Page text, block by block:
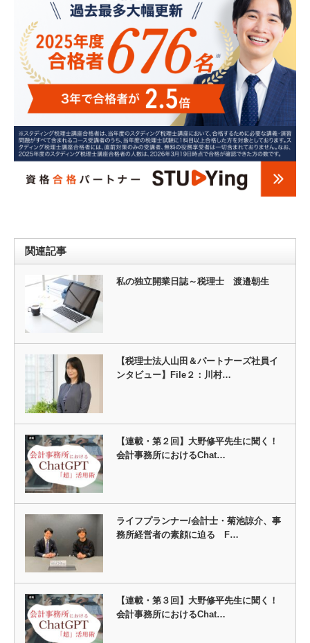
関連記事
私の独立開業日誌～税理士 渡邉朝生
【税理士法人山田＆パートナーズ社員イ
ンタビュー】File２：川村…
【連載・第２回】大野修平先生に聞く！
会計事務所におけるChat…
ライフプランナー/会計士・菊池諒介、事
務所経営者の素顔に迫る F…
【連載・第３回】大野修平先生に聞く！
会計事務所におけるChat…